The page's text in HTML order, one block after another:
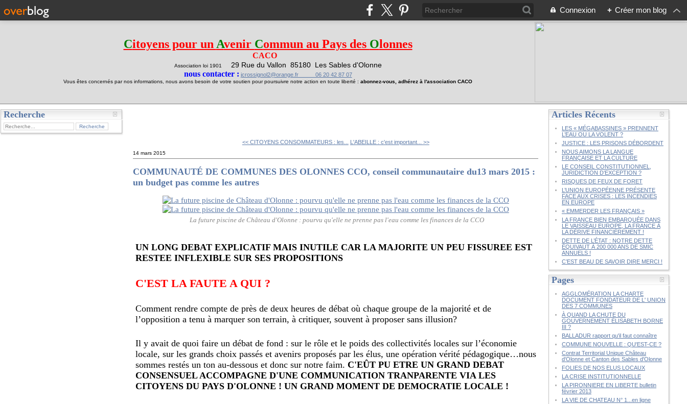
Connexion + Créer mon blog
Citoyens pour un Avenir Commun au Pays des Olonnes
CACO
Association loi 1901 29 Rue du Vallon 85180 Les Sables d'Olonne
nous contacter : jcrossignol2@orange.fr 06 20 42 87 07
Vous êtes concernés par nos informations, nous avons besoin de votre soutien pour poursuivre notre action en toute liberté : abonnez-vous, adhérez à l'association CACO
Recherche
<< CITOYENS CONSOMMATEURS : les... L'ABEILLE : c'est important... >>
14 mars 2015
COMMUNAUTÉ DE COMMUNES DES OLONNES CCO, conseil communautaire du13 mars 2015 :
un budget pas comme les autres
La future piscine de Château d'Olonne : pourvu qu'elle ne prenne pas l'eau comme les finances de la CCO
UN LONG DEBAT EXPLICATIF MAIS INUTILE CAR LA MAJORITE UN PEU FISSUREE EST
RESTEE INFLEXIBLE SUR SES PROPOSITIONS
C'EST LA FAUTE A QUI ?
Comment rendre compte de près de deux heures de débat où chaque groupe de la majorité et de
l’opposition a tenu à marquer son terrain, à critiquer, souvent à proposer sans illusion?
Il y avait de quoi faire un débat de fond : sur le rôle et le poids des collectivités locales sur l’économie
locale, sur les grands choix passés et avenirs proposés par les élus, une opération vérité pédagogique…nous
sommes restés un ton au-dessous et donc sur notre faim.C'EÛT PU ETRE UN GRAND DEBAT
CONSENSUEL ACCOMPAGNE D'UNE COMMUNICATION TRANPARENTE VIA LES
CITOYENS DU PAYS D'OLONNE ! UN GRAND MOMENT DE DEMOCRATIE LOCALE !
Articles Récents
LES « MÉGABASSINES » PRENNENT
L’EAU OU LA VOLENT ?
JUSTICE : LES PRISONS DÉBORDENT
NOUS AIMONS LA LANGUE
FRANÇAISE ET LA CULTURE
LE CONSEIL CONSTITUTIONNEL,
JURIDICTION D’EXCEPTION ?
RISQUES DE FEUX DE FORET
L’UNION EUROPÉENNE PRÉSENTE
FACE AUX CRISES : LES INCENDIES
EN EUROPE
« EMMERDER LES FRANÇAIS »
LA FRANCE BIEN EMBARQUÉE DANS
LE VAISSEAU EUROPE, LA FRANCE À
LA DÉRIVE FINANCIÈREMENT !
DETTE DE L’ÉTAT : NOTRE DETTE
ÉQUIVAUT À 200 000 ANS DE SMIC
ANNUELS !
C’EST BEAU DE SAVOIR DIRE MERCI !
Pages
AGGLOMÉRATION LA CHARTE
DOCUMENT FONDATEUR DE L' UNION
DES 7 COMMUNES
À QUAND LA CHUTE DU
GOUVERNEMENT ÉLISABETH BORNE
III ?
BALLADUR rapport qu'il faut connaître
COMMUNE NOUVELLE : QU'EST-CE ?
Contrat Territorial Unique Château
d'Olonne et Canton des Sables d'Olonne
FOLIES DE NOS ELUS LOCAUX
LA CRISE INSTITUTIONNELLE
LA PIRONNIERE EN LIBERTE bulletin
février 2013
LA VIE DE CHATEAU N° 1...en ligne